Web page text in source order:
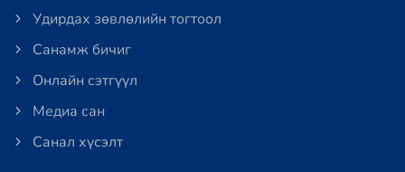
Удирдах зөвлөлийн тогтоол
Санамж бичиг
Онлайн сэтгүүл
Медиа сан
Санал хүсэлт